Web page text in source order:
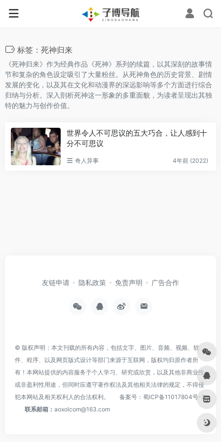
标签：死神归来
《死神归来》作为经典作品《死神》系列的续篇，以其深刻的故事情
节和复杂的角色设定吸引了大量粉丝。从死神角色的历史背景、剧情
发展的变化，以及其在文化和动漫界的深远影响等多个方面进行综合
归纳与分析。深入剖析死神这一形象的多重面貌，为读者呈现出其独
特的魅力与创作价值。
世界令人不可思议的五大巧合，让人感到十
分不可思议
奇人异事 4年前 (2022)
友链申请 隐私政策 免责声明 广告合作
© 版权声明：本文刊载的所有内容，包括文字、图片、音频、视频、软
件、程序、以及网页版式设计等部门来源于互联网，版权均归原作者所
有！本网站提供的内容服务于个人学习、研究或欣赏，以及其他非商业性
或非盈利性用途，但同时应遵守著作权法及其他相关法律的规定，不得侵
犯本网站及相关权利人的合法权利。
备案号： 蜀ICP备11017804号-3
联系邮箱： aoxolcom@163.com